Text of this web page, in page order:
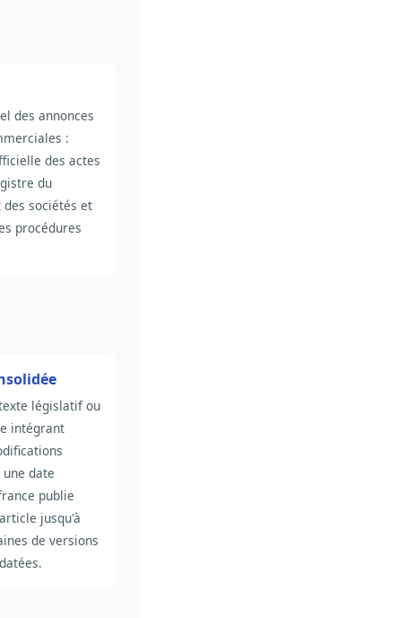
des annonces
:
des actes
du
sociétés et
procédures
législatif ou
intégrant
date
publie
jusqu'à
de versions